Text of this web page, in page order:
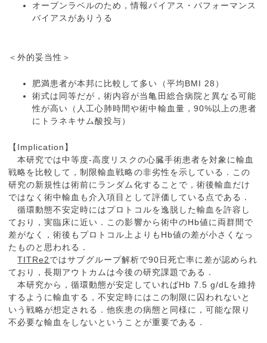
オープンラベルのため，情報バイアス・パフォーマンス
バイアスがありうる
＜外的妥当性＞
肥満患者が本邦に比較して多い（平均BMI 28）
術式は同等だが，術内容が当亀田総合病院と異なる可能
性が高い（人工心肺時間や術中輸血量，90%以上の患者
にトラネキサム酸投与）
【Implication】
本研究では中等度-高度リスクの心臓手術患者を対象に輸血
戦略を比較して，制限輸血戦略の非劣性を示している．この
研究の新規性は術前にランダム化することで，術後輸血だけ
ではなく術中輸血も介入項目として評価している点である．
循環動態不安定時にはプロトコルを逸脱した輸血を許容し
ており，実臨床に近い．この影響から術中のHb値に両群間で
差がなく，術後もプロトコル上よりもHb値の差が小さくなっ
たものと思われる．
TITRe2ではサブグループ解析で90日死亡率に差が認められ
ており，長期アウトカムは今後の研究課題である．
本研究から，循環動態が安定していればHb 7.5 g/dLを維持
するように輸血する，不安定時にはこの制限に囚われないと
いう戦略が想定される．他疾患の病態と同様に，可能な限り
不必要な輸血をしないということが重要である．